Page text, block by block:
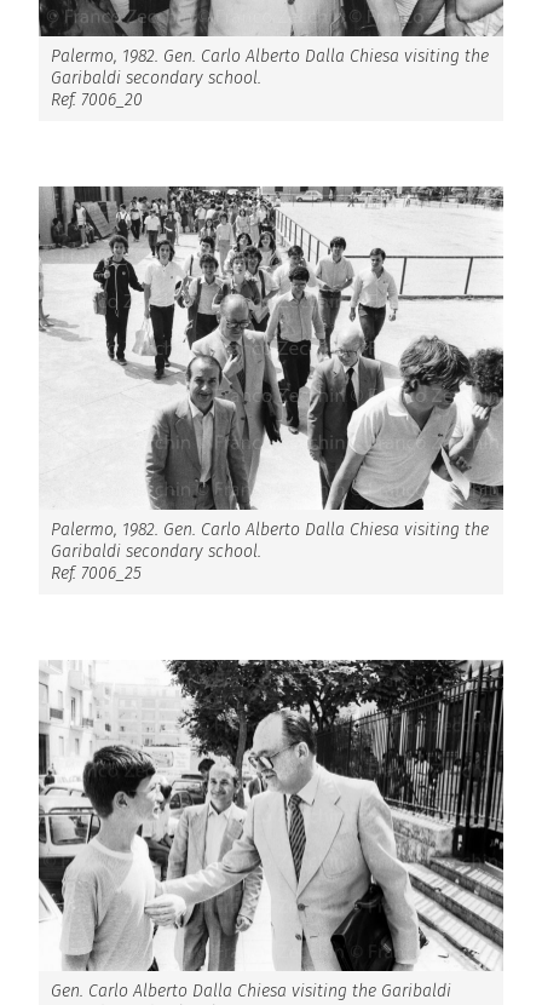
Palermo, 1982. Gen. Carlo Alberto Dalla Chiesa visiting the
Garibaldi secondary school.
Ref. 7006_20
Palermo, 1982. Gen. Carlo Alberto Dalla Chiesa visiting the
Garibaldi secondary school.
Ref. 7006_25
Gen. Carlo Alberto Dalla Chiesa visiting the Garibaldi